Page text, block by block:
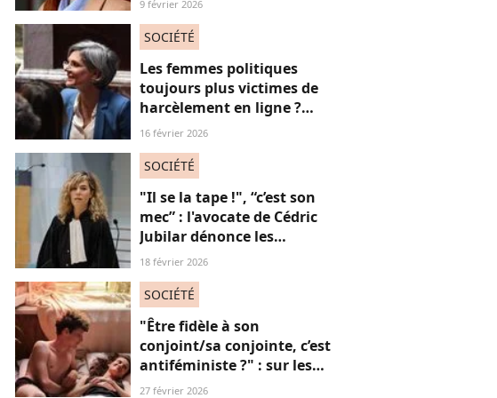
absolument jubilatoire
9 février 2026
SOCIÉTÉ
Les femmes politiques
toujours plus victimes de
harcèlement en ligne ?
Une étude interroge ce
16 février 2026
SOCIÉTÉ
"Il se la tape !", “c’est son
mec” : l'avocate de Cédric
Jubilar dénonce les
réflexions misogynes
subissent toutes ses
consœurs
18 février 2026
SOCIÉTÉ
"Être fidèle à son
conjoint/sa conjointe, c’est
antiféministe ?" : sur les
réseaux sociaux, cette
27 février 2026